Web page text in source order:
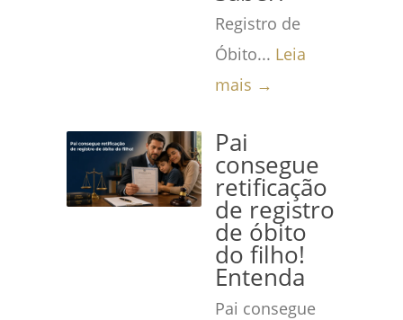
Registro de
Óbito... Leia
mais →
Pai
consegue
retificação
de registro
de óbito
do filho!
Entenda
Pai consegue